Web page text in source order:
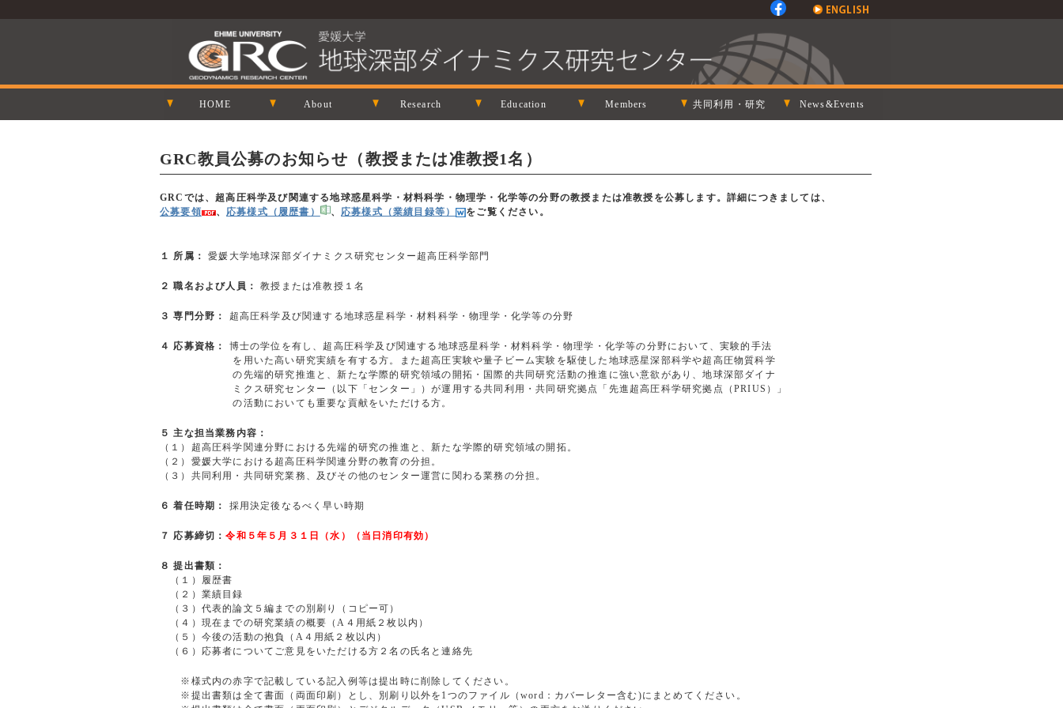
HOME About Research Education Members 共同利用・研究 News&Events
GRC教員公募のお知らせ（教授または准教授1名）
GRCでは、超高圧科学及び関連する地球惑星科学・材料科学・物理学・化学等の分野の教授または准教授を公募します。詳細につきましては、
公募要領
、応募様式（履歴書） 、応募様式（業績目録等） をご覧ください。
１ 所属： 愛媛大学地球深部ダイナミクス研究センター超高圧科学部門
２ 職名および人員： 教授または准教授１名
３ 専門分野： 超高圧科学及び関連する地球惑星科学・材料科学・物理学・化学等の分野
４ 応募資格： 博士の学位を有し、超高圧科学及び関連する地球惑星科学・材料科学・物理学・化学等の分野において、実験的手法
を用いた高い研究実績を有する方。また超高圧実験や量子ビーム実験を駆使した地球惑星深部科学や超高圧物質科学
の先端的研究推進と、新たな学際的研究領域の開拓・国際的共同研究活動の推進に強い意欲があり、地球深部ダイナ
ミクス研究センター（以下「センター」）が運用する共同利用・共同研究拠点「先進超高圧科学研究拠点（PRIUS）」
の活動においても重要な貢献をいただける方。
５ 主な担当業務内容：
（１）超高圧科学関連分野における先端的研究の推進と、新たな学際的研究領域の開拓。
（２）愛媛大学における超高圧科学関連分野の教育の分担。
（３）共同利用・共同研究業務、及びその他のセンター運営に関わる業務の分担。
６ 着任時期： 採用決定後なるべく早い時期
７ 応募締切：令和５年５月３１日（水）（当日消印有効）
８ 提出書類：
（１）履歴書
（２）業績目録
（３）代表的論文５編までの別刷り（コピー可）
（４）現在までの研究業績の概要（A４用紙２枚以内）
（５）今後の活動の抱負（A４用紙２枚以内）
（６）応募者についてご意見をいただける方２名の氏名と連絡先
※様式内の赤字で記載している記入例等は提出時に削除してください。
※提出書類は全て書面（両面印刷）とし、別刷り以外を1つのファイル（word：カバーレター含む)にまとめてください。